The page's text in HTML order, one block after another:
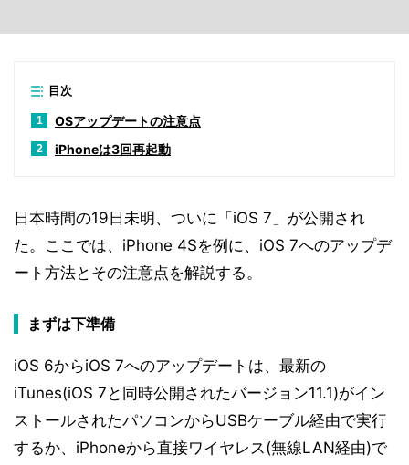
目次
1 OSアップデートの注意点
2 iPhoneは3回再起動
日本時間の19日未明、ついに「iOS 7」が公開され
た。ここでは、iPhone 4Sを例に、iOS 7へのアップデ
ート方法とその注意点を解説する。
まずは下準備
iOS 6からiOS 7へのアップデートは、最新の
iTunes(iOS 7と同時公開されたバージョン11.1)がイン
ストールされたパソコンからUSBケーブル経由で実行
するか、iPhoneから直接ワイヤレス(無線LAN経由)で